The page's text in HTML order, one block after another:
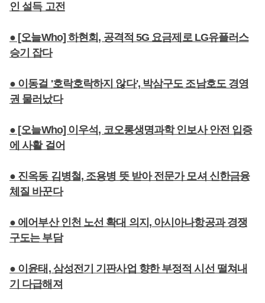
인 설득 고전
● [오늘Who] 하현회, 공격적 5G 요금제로 LG유플러스
승기 잡다
● 이동걸 '호락호락하지 않다', 박삼구도 조남호도 경영
권 물러났다
● [오늘Who] 이우석, 코오롱생명과학 인보사 안전 입증
에 사활 걸어
● 진옥동 김병철, 조용병 뜻 받아 전문가 모셔 신한금융
체질 바꾼다
● 에어부산 인천 노선 확대 의지, 아시아나항공과 경쟁
구도는 부담
● 이윤태, 삼성전기 기판사업 향한 부정적 시선 떨쳐내
기 다급해져